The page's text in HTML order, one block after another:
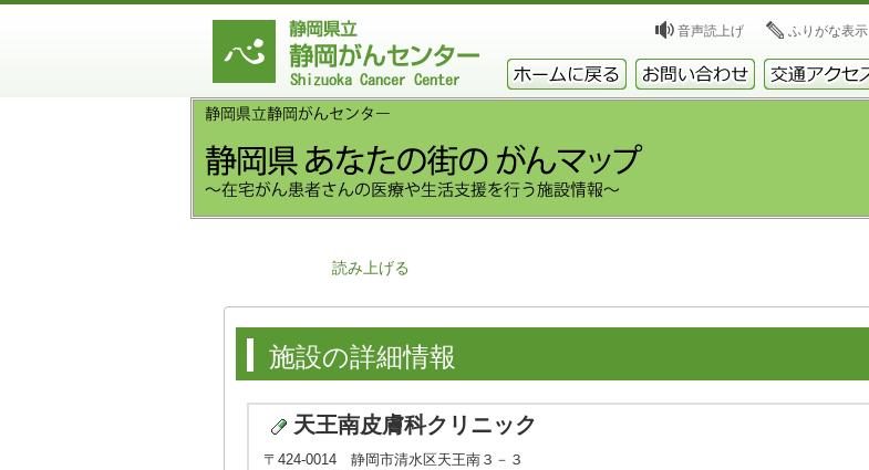
音声読上げ ふりがな表示
読み上げる
施設の詳細情報
天王南皮膚科クリニック
〒424-0014 静岡市清水区天王南３－３